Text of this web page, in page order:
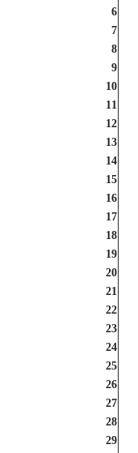
6
7
8
9
10
11
12
13
14
15
16
17
18
19
20
21
22
23
24
25
26
27
28
29